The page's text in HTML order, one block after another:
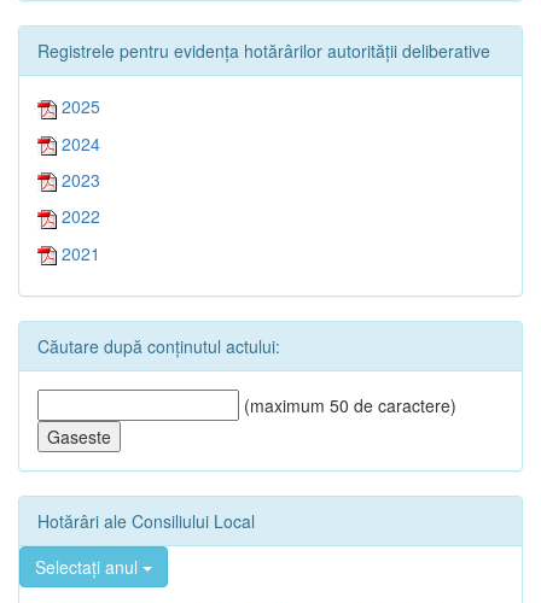
Registrele pentru evidența hotărârilor autorității deliberative
2025
2024
2023
2022
2021
Căutare după conținutul actului:
(maximum 50 de caractere)
Hotărâri ale Consiliului Local
Selectați anul